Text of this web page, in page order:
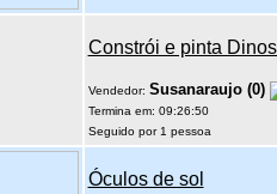
Constrói e pinta
Vendedor: Susanaraujo(0)
Termina em: 09:26:50
Seguido por 1 pessoa
Óculos de sol